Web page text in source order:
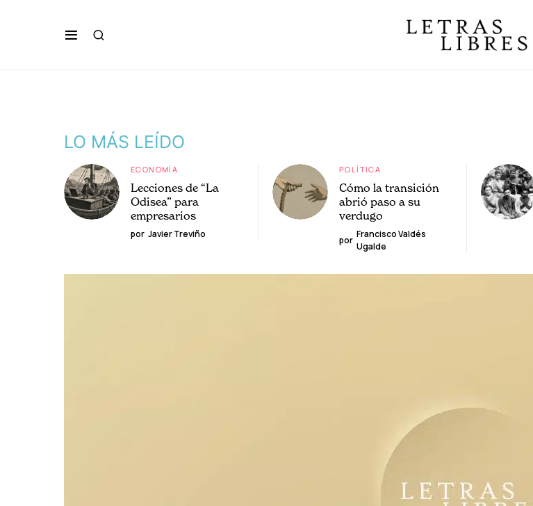
LO MÁS LEÍDO
ECONOMÍA
Lecciones de “La
Odisea” para
empresarios
por Javier Treviño
POLÍTICA
Cómo la transición
abrió paso a su
verdugo
por
Francisco Valdés
Ugalde